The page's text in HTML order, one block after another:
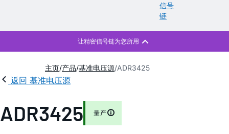
信号
链
主页 产品 基准电压源 ADR3425
返回 基准电压源
ADR3425 量产